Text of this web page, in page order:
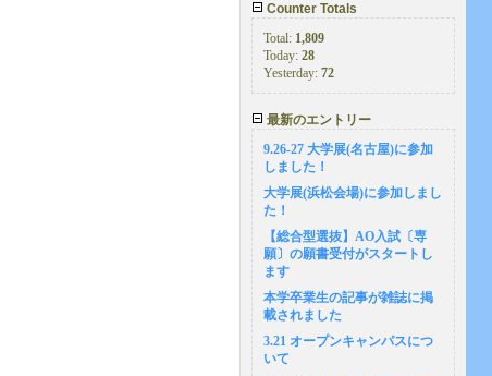
Counter Totals
Total: 1,809
Today: 28
Yesterday: 72
最新のエントリー
9.26-27 大学展(名古屋)に参加
しました！
大学展(浜松会場)に参加しまし
た！
【総合型選抜】AO入試〔専
願〕の願書受付がスタートし
ます
本学卒業生の記事が雑誌に掲
載されました
3.21 オープンキャンパスにつ
いて